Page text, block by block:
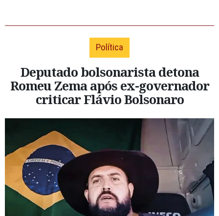
Política
Deputado bolsonarista detona
Romeu Zema após ex-governador
criticar Flávio Bolsonaro